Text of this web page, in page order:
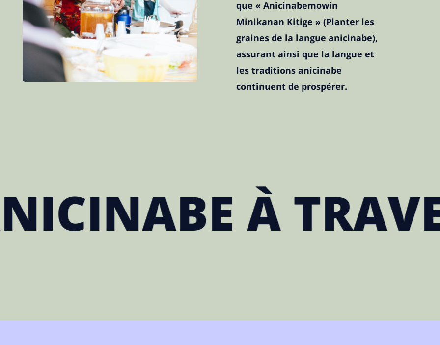
que « Anicinabemowin
Minikanan Kitige » (Planter les
graines de la langue anicinabe),
assurant ainsi que la langue et
les traditions anicinabe
continuent de prospérer.
À TRAVERS